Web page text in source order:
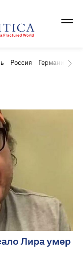
Россия Германия
Лира умер